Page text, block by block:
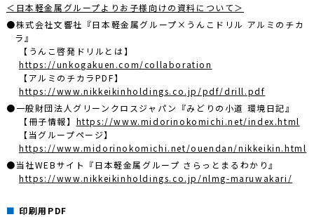
＜日本軽金属グループよりお子様向けの資料について＞
●株式会社文響社『日本軽金属グループ×うんこドリル アルミのチカ
ラ』
【うんこ啓発ドリルとは】
https://unkogakuen.com/collaboration
【アルミのチカラPDF】
https://www.nikkeikinholdings.co.jp/pdf/drill.pdf
●一般財団法人グリーンクロスジャパン『みどりの小道 環境日記』
【冊子情報】 https://www.midorinokomichi.net/index.html
【当グループページ】
https://www.midorinokomichi.net/ouendan/nikkeikin.html
●当社WEBサイト『日本軽金属グループ さらっとまるわかり』
https://www.nikkeikinholdings.co.jp/nlmg-maruwakari/
印刷用PDF